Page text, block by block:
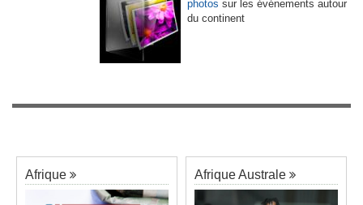
photos sur les événements autour
du continent
Afrique Afrique Australe